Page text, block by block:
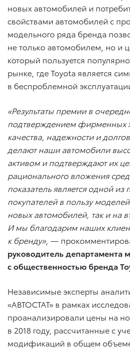
новых автомобилей и
свойствами автомобилей с
модельного ряда бренда
не только автомобилем, но и
который пользуется
рынке, где Toyota является
в беспроблемной
«Результаты премии в
подтверждением фирменных
качества, надежности и
делают наши автомобили
активом и подтверждают их
рационального вложения
показатель является одной
покупателей в пользу
новых автомобилей, так и на
И мы благодарим наших
к бренду», —
руководитель департамента
с общественностью бренда
Независимые эксперты
«АВТОСТАТ» в рамках
проанализировали цены на
в 2018 году, рассчитанные с
модификаций в общем